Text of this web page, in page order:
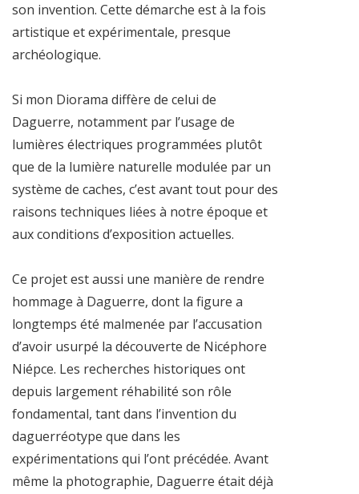
son invention. Cette démarche est à la fois
artistique et expérimentale, presque
archéologique.
Si mon Diorama diffère de celui de
Daguerre, notamment par l’usage de
lumières électriques programmées plutôt
que de la lumière naturelle modulée par un
système de caches, c’est avant tout pour des
raisons techniques liées à notre époque et
aux conditions d’exposition actuelles.
Ce projet est aussi une manière de rendre
hommage à Daguerre, dont la figure a
longtemps été malmenée par l’accusation
d’avoir usurpé la découverte de Nicéphore
Niépce. Les recherches historiques ont
depuis largement réhabilité son rôle
fondamental, tant dans l’invention du
daguerréotype que dans les
expérimentations qui l’ont précédée. Avant
même la photographie, Daguerre était déjà